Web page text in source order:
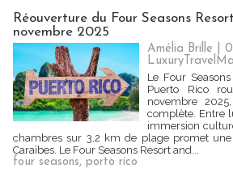
Réouverture du Four Seasons
novembre 2025
Amélia Brille |
Le Four
Puerto Rico
novembre
complète. Entre
immersion
chambres sur 3,2 km de plage promet
Caraïbes. Le Four Seasons Resort and...
four seasons, porto rico